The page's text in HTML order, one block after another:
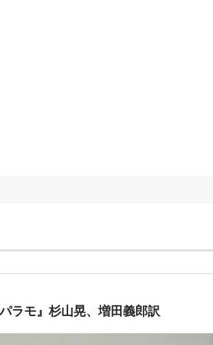
ラモ』杉山晃、増田義郎訳